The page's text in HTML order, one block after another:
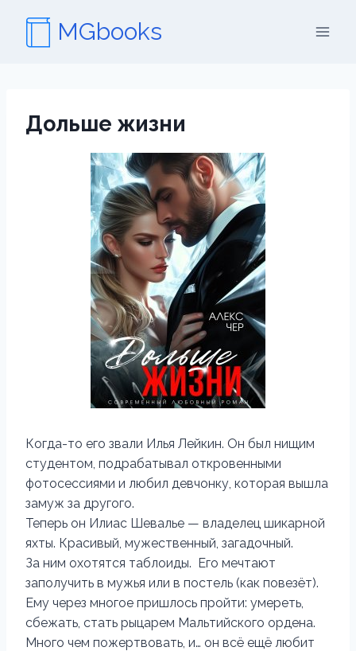
содержимому
MGbooks
Дольше жизни
Когда-то его звали Илья Лейкин. Он был нищим
студентом, подрабатывал откровенными
фотосессиями и любил девчонку, которая вышла
замуж за другого.
Теперь он Илиас Шевалье — владелец шикарной
яхты. Красивый, мужественный, загадочный.
За ним охотятся таблоиды. Его мечтают
заполучить в мужья или в постель (как повезёт).
Ему через многое пришлось пройти: умереть,
сбежать, стать рыцарем Мальтийского ордена.
Много чем пожертвовать, и… он всё ещё любит